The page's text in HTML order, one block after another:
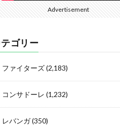
Advertisement
テゴリー
ファイターズ(2,183)
コンサドーレ (1,232)
レバンガ(350)